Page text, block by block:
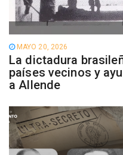
MAYO 20, 2026
La dictadura
países vecinos y
a Allende